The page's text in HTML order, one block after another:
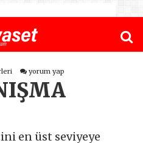
yorum yap
en üst seviyeye